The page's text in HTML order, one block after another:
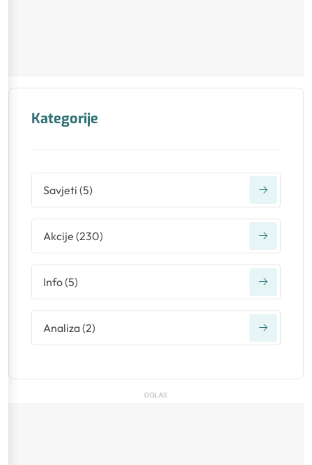
Kategorije
Savjeti (5)
Akcije (230)
Info(5)
Analiza(2)
OGLAS